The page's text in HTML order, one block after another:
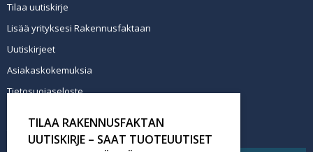
Tilaa uutiskirje
Lisää yrityksesi Rakennusfaktaan
Uutiskirjeet
Asiakaskokemuksia
Tietosuojaseloste
Tilaa uutiskirje
TILAA RAKENNUSFAKTAN
UUTISKIRJE – SAAT TUOTEUUTISET